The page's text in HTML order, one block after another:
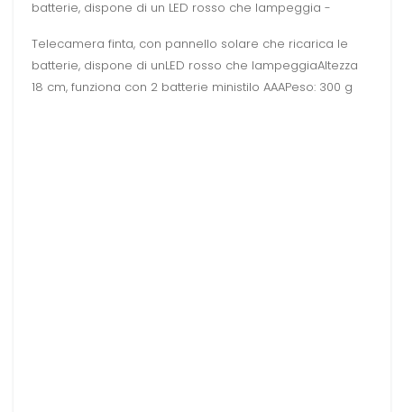
batterie, dispone di un LED rosso che lampeggia -
Telecamera finta, con pannello solare che ricarica le
batterie, dispone di unLED rosso che lampeggiaAltezza
18 cm, funziona con 2 batterie ministilo AAAPeso: 300 g